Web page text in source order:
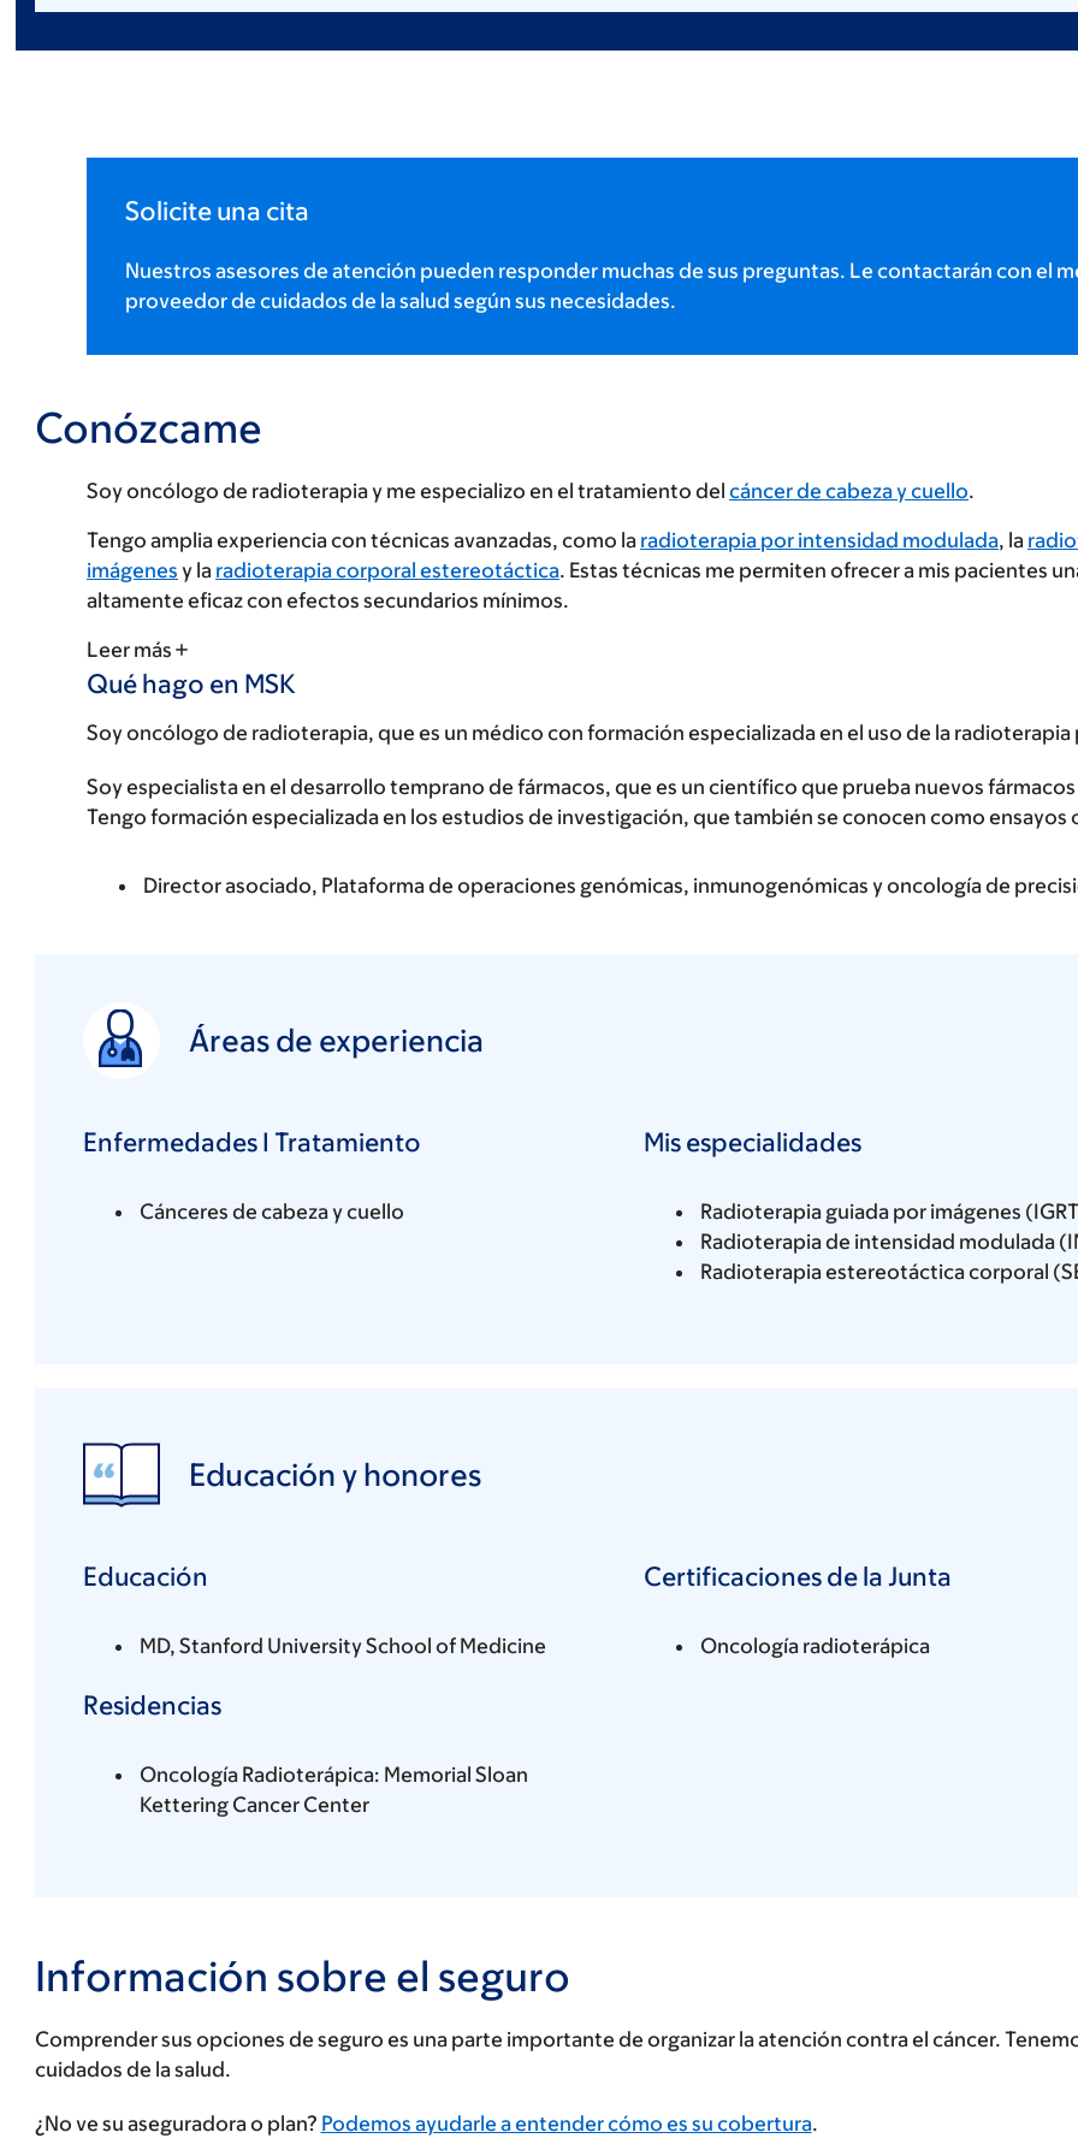
Solicite una cita
Nuestros asesores de atención pueden responder muchas de sus preguntas. Le contactarán con el
proveedor de cuidados de la salud según sus necesidades.
Conózcame
Soy oncólogo de radioterapia y me especializo en el tratamiento del cáncer de cabeza y cuello.
Tengo amplia experiencia con técnicas avanzadas, como la radioterapia por intensidad modulada, la
imágenes y la radioterapia corporal estereotáctica. Estas técnicas me permiten ofrecer a mis pacientes
altamente eficaz con efectos secundarios mínimos.
Leer más
Qué hago en MSK
Soy oncólogo de radioterapia, que es un médico con formación especializada en el uso de la radioterapia
Soy especialista en el desarrollo temprano de fármacos, que es un científico que prueba nuevos
Tengo formación especializada en los estudios de investigación, que también se conocen como ensayos
Director asociado, Plataforma de operaciones genómicas, inmunogenómicas y oncología de
Áreas de experiencia
Enfermedades I Tratamiento
Cánceres de cabeza y cuello
Mis especialidades
Radioterapia guiada por imágenes
Radioterapia de intensidad modulada
Radioterapia estereotáctica corporal
Educación y honores
Educación
MD, Stanford University School of Medicine
Residencias
Oncología Radioterápica: Memorial Sloan
Kettering Cancer Center
Certificaciones de la Junta
Oncología radioterápica
Información sobre el seguro
Comprender sus opciones de seguro es una parte importante de organizar la atención contra el cáncer.
cuidados de la salud.
Ingrese
¿No ve su aseguradora o plan? Podemos ayudarle a entender cómo es su cobertura.